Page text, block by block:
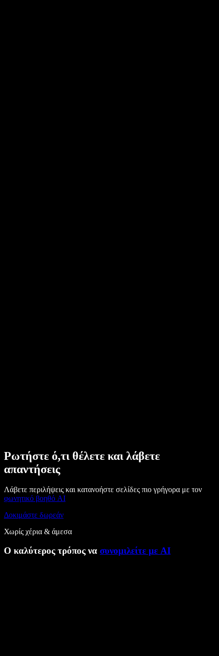
Ρωτήστε ό,τι θέλετε και λάβετε
απαντήσεις
Λάβετε περιλήψεις και κατανοήστε σελίδες πιο γρήγορα με τον
φωνητικό βοηθό AI
Δοκιμάστε δωρεάν
Χωρίς χέρια & άμεσα
Ο καλύτερος τρόπος να συνομιλείτε με AI